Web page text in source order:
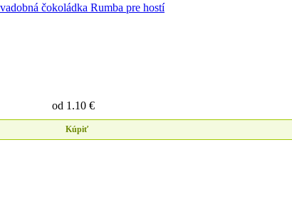
od 1.10 €
Kúpiť